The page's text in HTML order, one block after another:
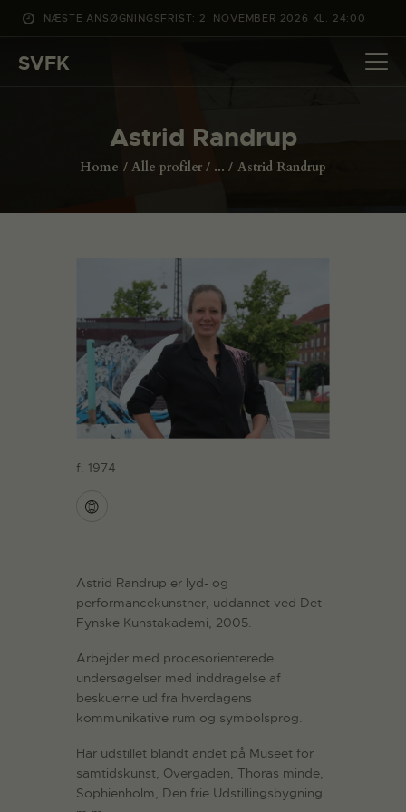
NÆSTE ANSØGNINGSFRIST: 2. NOVEMBER 2026 KL. 24:00
SVFK
Astrid Randrup
Home Alle profiler ... Astrid Randrup
DET SKER
ANSØG
f. 1974
Astrid Randrup er lyd- og
performancekunstner, uddannet ved Det
Fynske Kunstakademi, 2005.
Arbejder med procesorienterede
undersøgelser med inddragelse af
beskuerne ud fra hverdagens
kommunikative rum og symbolsprog.
Har udstillet blandt andet på Museet for
samtidskunst, Overgaden, Thoras minde,
Sophienholm, Den frie Udstillingsbygning